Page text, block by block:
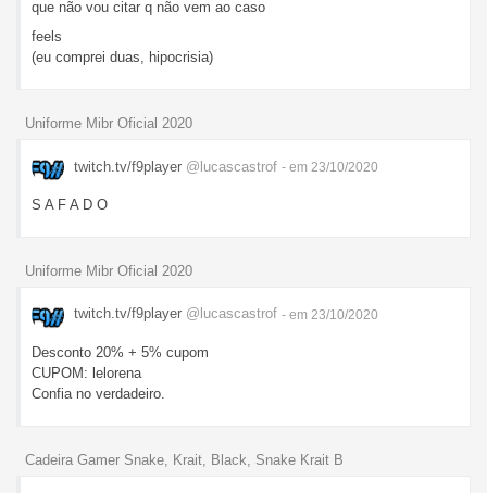
que não vou citar q não vem ao caso
feels
(eu comprei duas, hipocrisia)
Uniforme Mibr Oficial 2020
twitch.tv/f9player @lucascastrof - em 23/10/2020
S A F A D O
Uniforme Mibr Oficial 2020
twitch.tv/f9player @lucascastrof - em 23/10/2020
Desconto 20% + 5% cupom
CUPOM: lelorena
Confia no verdadeiro.
Cadeira Gamer Snake, Krait, Black, Snake Krait B